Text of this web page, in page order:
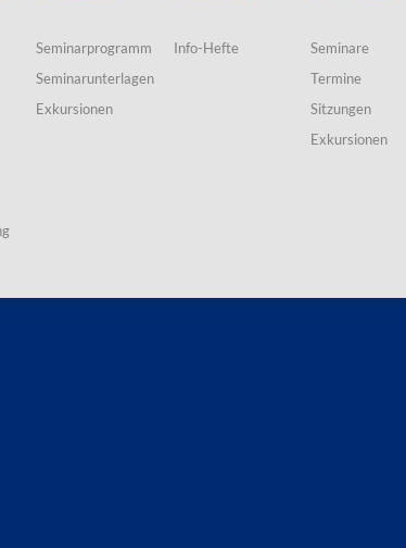
Seminarprogramm
Seminarunterlagen
Exkursionen
Info-Hefte
Seminare
Termine
Sitzungen
Exkursionen